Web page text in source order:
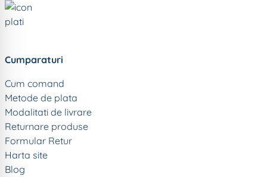
Cumparaturi
Cum comand
Metode de plata
Modalitati de livrare
Returnare produse
Formular Retur
Harta site
Blog